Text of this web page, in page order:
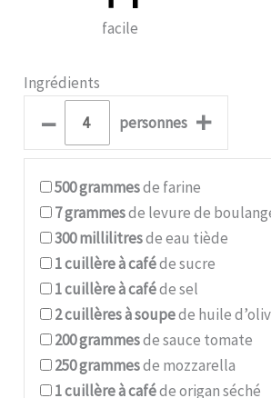
facile
Ingrédients
– personnes +
500grammesde farine
7grammesde levure de
300millilitresde eau tiède
1cuillère à caféde sucre
1cuillère à caféde sel
2cuillères à soupede huile
200grammesde sauce tomate
250grammesde mozzarella
1cuillère à caféde origan séché